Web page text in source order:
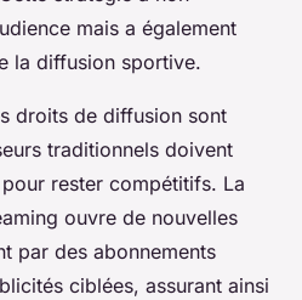
mais a également
la diffusion sportive.
droits de diffusion sont
traditionnels doivent
rester compétitifs. La
ouvre de nouvelles
par des abonnements
ciblées, assurant ainsi